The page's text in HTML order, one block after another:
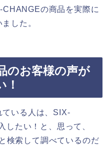
の商品を実際に
した。
のお客様の声が
！
ている人は、SIX-
したい！と、思って、
検索して調べているのだ